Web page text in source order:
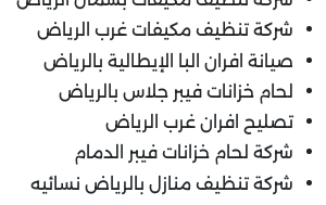
شركة تنظيف مكيفات غرب الرياض
صيانة افران البا الإيطالية بالرياض
لحام خزانات فيبر جلاس بالرياض
تصليح افران غرب الرياض
شركة لحام خزانات فيبر الدمام
شركة تنظيف منازل بالرياض نسائيه